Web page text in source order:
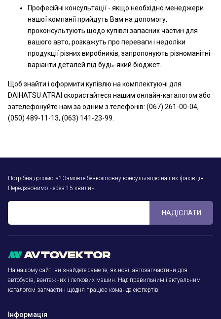
Професійні консультації - якщо необхідно менеджери
нашої компанії прийдуть Вам на допомогу,
проконсультують щодо купівлі запасних частин для
вашого авто, розкажуть про переваги і недоліки
продукції різних виробників, запропонують різноманітні
варіанти деталей під будь-який бюджет.
Щоб знайти і оформити купівлю на комплектуючі для
DAIHATSU ATRAI скористайтеся нашим онлайн-каталогом або
зателефонуйте нам за одним з телефонів: (067) 261-00-04,
(050) 489-11-13, (063) 141-23-99.
Потрібна допомога? Замовте безкоштовну консультацію наших фахівців.
Передзвонимо через 15 хвилин.
НАДІСЛАТИ
На нашому сайті ви знайдете саме те, як нові, автозапчастини для
автобусів, вантажних і легкових машин. Над правильним і актуальним
каталогом запчастин щодня працює команда експертів.
Інформація